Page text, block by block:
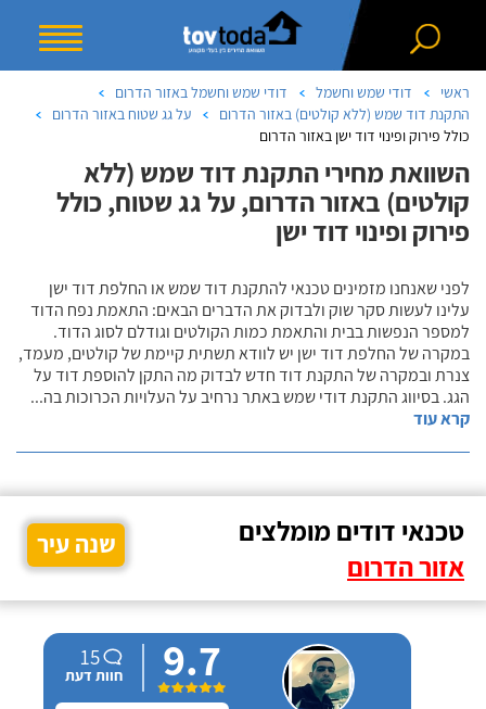
ראשי דודי שמש וחשמל
דודי שמש וחשמל באזור הדרום
התקנת דוד שמש (ללא קולטים) באזור הדרום
על גג שטוח באזור הדרום
כולל פירוק ופינוי דוד ישן באזור הדרום
השוואת מחירי התקנת דוד שמש (ללא
קולטים) באזור הדרום, על גג שטוח, כולל
פירוק ופינוי דוד ישן
לפני שאנחנו מזמינים טכנאי להתקנת דוד שמש או החלפת דוד ישן
עלינו לעשות סקר שוק ולבדוק את הדברים הבאים: התאמת נפח הדוד
למספר הנפשות בבית והתאמת כמות הקולטים וגודלם לסוג הדוד.
במקרה של החלפת דוד ישן יש לוודא תשתית קיימת של קולטים, מעמד,
צנרת ובמקרה של התקנת דוד חדש לבדוק מה התקן להוספת דוד על
הגג. בסיווג התקנת דודי שמש באתר נרחיב על העלויות הכרוכות בה...
קרא עוד
טכנאי דודים מומלצים
אזור הדרום
שנה עיר
9.7
15
חוות דעת